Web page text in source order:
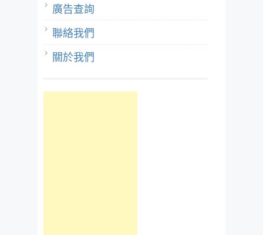
廣告查詢
聯絡我們
關於我們